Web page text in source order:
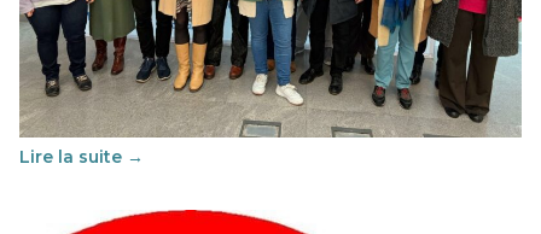
franco-espagnol pour changer d’approche
29 juin 2026-National
Cette année, l'UNSA Éducation a mené un projet Erasmus
soutenu par l'union Européenne et centré sur l'éducation
au vivre-ensemble : quelles différences entre la France…
Lire la suite →